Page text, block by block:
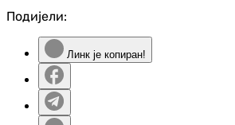
Подијели:
Линк је копиран!